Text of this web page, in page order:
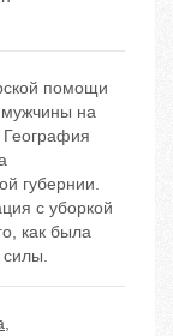
помощи
на
губернии.
с уборкой
как была
силы.
,